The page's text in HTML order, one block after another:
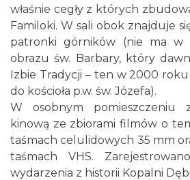
właśnie cegły z których
Familoki. W sali obok znajduje
patronki górników (nie ma w
obrazu św. Barbary, który
Izbie Tradycji – ten w 2000 roku
do kościoła p.w. św. Józefa).
W osobnym pomieszczeniu
kinową ze zbiorami filmów o
taśmach celulidowych 35 mm
taśmach VHS.
wydarzenia z historii Kopalni